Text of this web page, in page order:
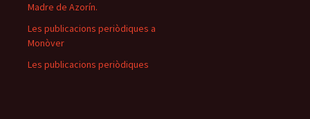
Madre de Azorín.
Les publicacions periòdiques a
Monòver
Les publicacions periòdiques